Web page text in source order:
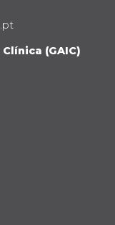
(GAIC)